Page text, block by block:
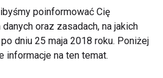
Krupa
poinformować Cię
oraz zasadach, na jakich
dniu 25 maja 2018 roku. Poniżej
na ten temat.